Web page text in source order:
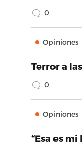
0
Opiniones
Terror a
0
Opiniones
“Esa es